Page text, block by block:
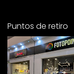
Puntos de retiro